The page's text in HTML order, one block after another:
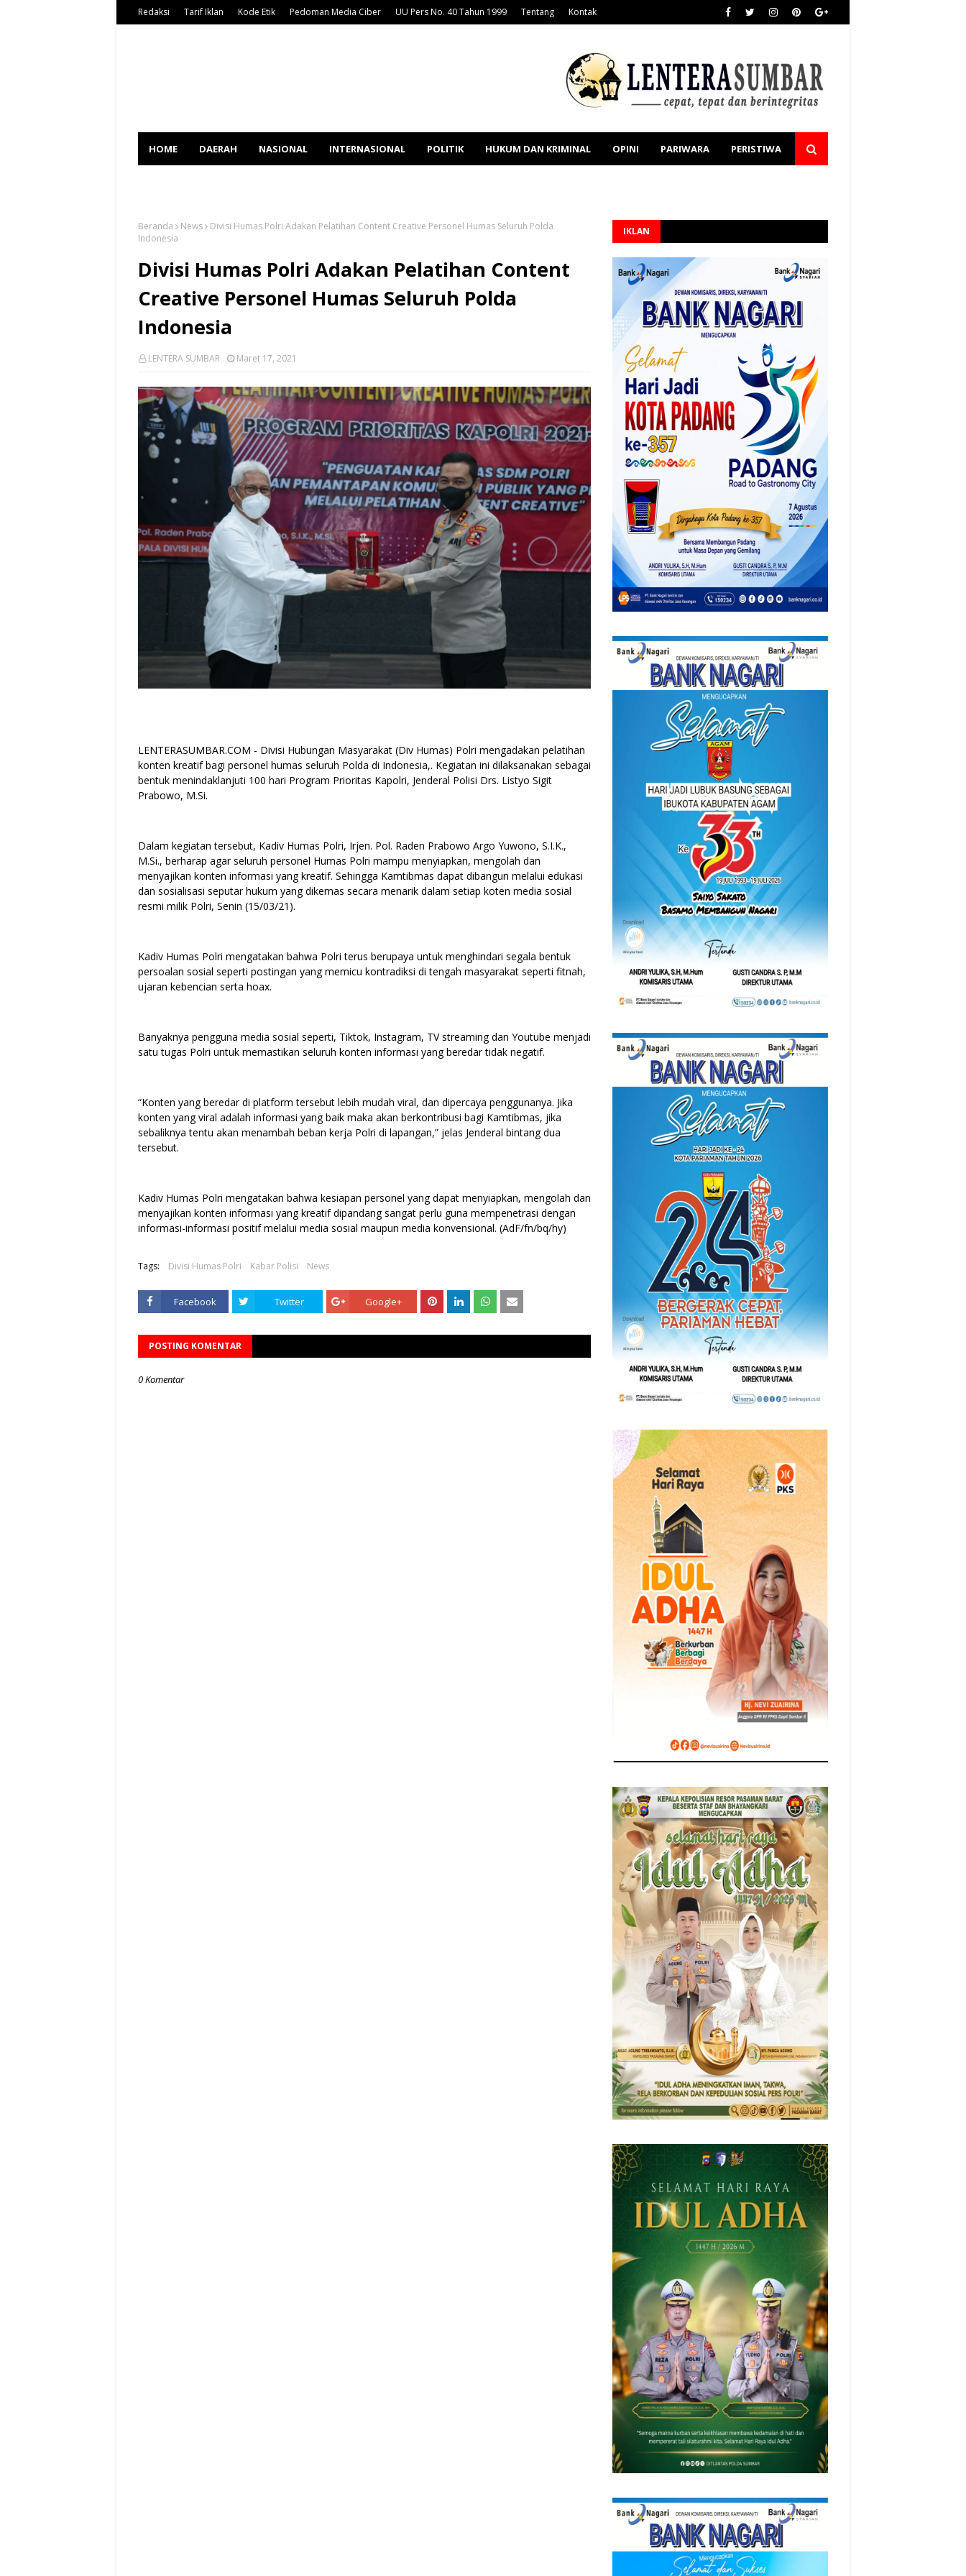
Redaksi Tarif Iklan Kode Etik Pedoman Media Ciber UU Pers No. 40 Tahun 1999 Tentang Kontak
HOME DAERAH NASIONAL INTERNASIONAL POLITIK HUKUM DAN KRIMINAL OPINI PARIWARA PERISTIWA
Beranda News
Divisi Humas Polri Adakan Pelatihan Content Creative Personel Humas Seluruh Polda
Indonesia
Divisi Humas Polri Adakan Pelatihan Content
Creative Personel Humas Seluruh Polda
Indonesia
LENTERA SUMBAR Maret 17, 2021
LENTERASUMBAR.COM - Divisi Hubungan Masyarakat (Div Humas) Polri mengadakan pelatihan
konten kreatif bagi personel humas seluruh Polda di Indonesia,. Kegiatan ini dilaksanakan sebagai
bentuk menindaklanjuti 100 hari Program Prioritas Kapolri, Jenderal Polisi Drs. Listyo Sigit
Prabowo, M.Si.
Dalam kegiatan tersebut, Kadiv Humas Polri, Irjen. Pol. Raden Prabowo Argo Yuwono, S.I.K.,
M.Si., berharap agar seluruh personel Humas Polri mampu menyiapkan, mengolah dan
menyajikan konten informasi yang kreatif. Sehingga Kamtibmas dapat dibangun melalui edukasi
dan sosialisasi seputar hukum yang dikemas secara menarik dalam setiap koten media sosial
resmi milik Polri, Senin (15/03/21).
Kadiv Humas Polri mengatakan bahwa Polri terus berupaya untuk menghindari segala bentuk
persoalan sosial seperti postingan yang memicu kontradiksi di tengah masyarakat seperti fitnah,
ujaran kebencian serta hoax.
Banyaknya pengguna media sosial seperti, Tiktok, Instagram, TV streaming dan Youtube menjadi
satu tugas Polri untuk memastikan seluruh konten informasi yang beredar tidak negatif.
“Konten yang beredar di platform tersebut lebih mudah viral, dan dipercaya penggunanya. Jika
konten yang viral adalah informasi yang baik maka akan berkontribusi bagi Kamtibmas, jika
sebaliknya tentu akan menambah beban kerja Polri di lapangan,” jelas Jenderal bintang dua
tersebut.
Kadiv Humas Polri mengatakan bahwa kesiapan personel yang dapat menyiapkan, mengolah dan
menyajikan konten informasi yang kreatif dipandang sangat perlu guna mempenetrasi dengan
informasi-informasi positif melalui media sosial maupun media konvensional. (AdF/fn/bq/hy)
Tags: Divisi Humas Polri Kabar Polisi News
Facebook Twitter Google+
POSTING KOMENTAR
0 Komentar
IKLAN